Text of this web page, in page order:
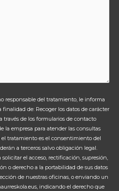
responsable del tratamiento, le informa
finalidad de: Recoger los datos de carácter
través de los formularios de contacto
la empresa para atender las consultas
el tratamiento es el consentimiento del
a terceros salvo obligación legal.
el acceso, rectificación, supresión,
o derecho a la portabilidad de sus datos
de nuestras oficinas, o enviando un
indicando el derecho que